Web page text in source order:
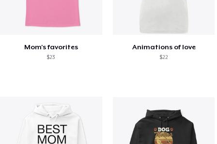
Mom's favorites
$23
Animations of love
$22